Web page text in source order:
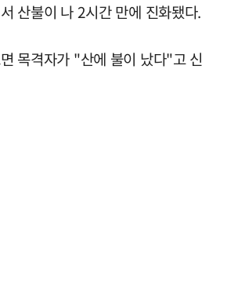
산불이 나 2시간 만에 진화됐다.
목격자가 "산에 불이 났다"고 신